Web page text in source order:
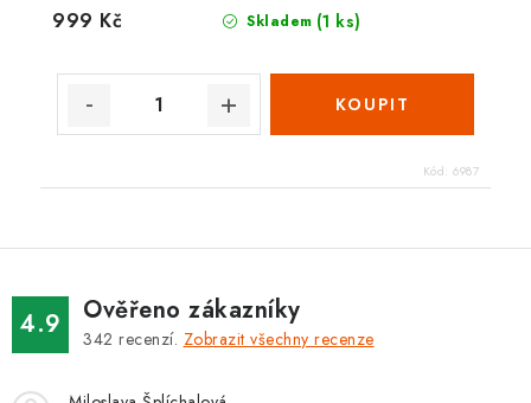
Skladem (1 ks)
999 Kč
Kód: 6987
4.9 Ověřeno zákazníky
342 recenzí. Zobrazit všechny recenze